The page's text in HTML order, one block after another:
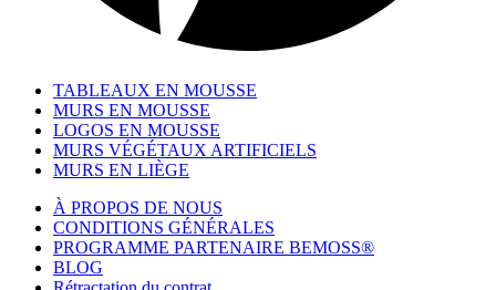
TABLEAUX EN MOUSSE
MURS EN MOUSSE
LOGOS EN MOUSSE
MURS VÉGÉTAUX ARTIFICIELS
MURS EN LIÈGE
À PROPOS DE NOUS
CONDITIONS GÉNÉRALES
PROGRAMME PARTENAIRE BEMOSS®
BLOG